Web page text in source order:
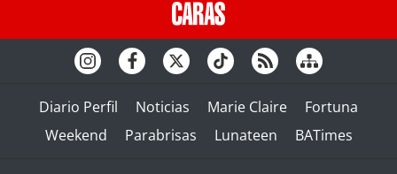
Diario Perfil Noticias Marie Claire
Fortuna
Weekend
Parabrisas Lunateen BATimes